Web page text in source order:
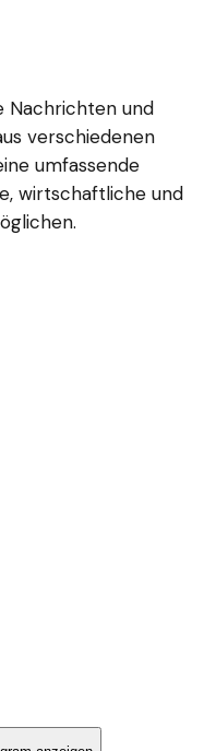
und
verschiedenen
umfassende
wirtschaftliche und